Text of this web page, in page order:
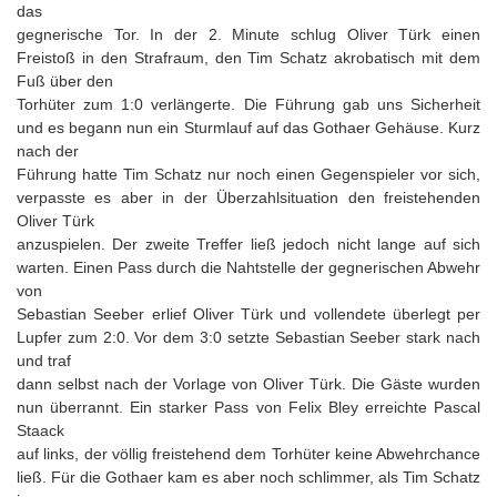
das
gegnerische Tor. In der 2. Minute schlug Oliver Türk einen
Freistoß in den Strafraum, den Tim Schatz akrobatisch mit dem
Fuß über den
Torhüter zum 1:0 verlängerte. Die Führung gab uns Sicherheit
und es begann nun ein Sturmlauf auf das Gothaer Gehäuse. Kurz
nach der
Führung hatte Tim Schatz nur noch einen Gegenspieler vor sich,
verpasste es aber in der Überzahlsituation den freistehenden
Oliver Türk
anzuspielen. Der zweite Treffer ließ jedoch nicht lange auf sich
warten. Einen Pass durch die Nahtstelle der gegnerischen Abwehr
von
Sebastian Seeber erlief Oliver Türk und vollendete überlegt per
Lupfer zum 2:0. Vor dem 3:0 setzte Sebastian Seeber stark nach
und traf
dann selbst nach der Vorlage von Oliver Türk. Die Gäste wurden
nun überrannt. Ein starker Pass von Felix Bley erreichte Pascal
Staack
auf links, der völlig freistehend dem Torhüter keine Abwehrchance
ließ. Für die Gothaer kam es aber noch schlimmer, als Tim Schatz